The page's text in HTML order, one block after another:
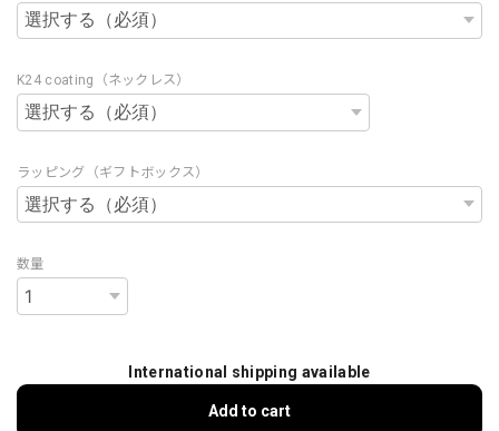
K24 coating（ネックレス）
ラッピング（ギフトボックス）
数量
International shipping available
Add to cart